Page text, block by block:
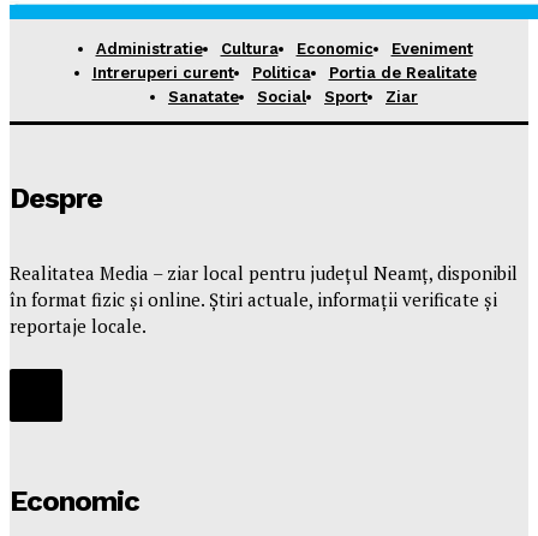
Administratie Cultura Economic
Eveniment
Intreruperi curent
Politica
Portia de Realitate
Sanatate
Social Sport Ziar
Despre
Realitatea Media – ziar local pentru județul Neamț, disponibil
în format fizic și online. Știri actuale, informații verificate și
reportaje locale.
Economic